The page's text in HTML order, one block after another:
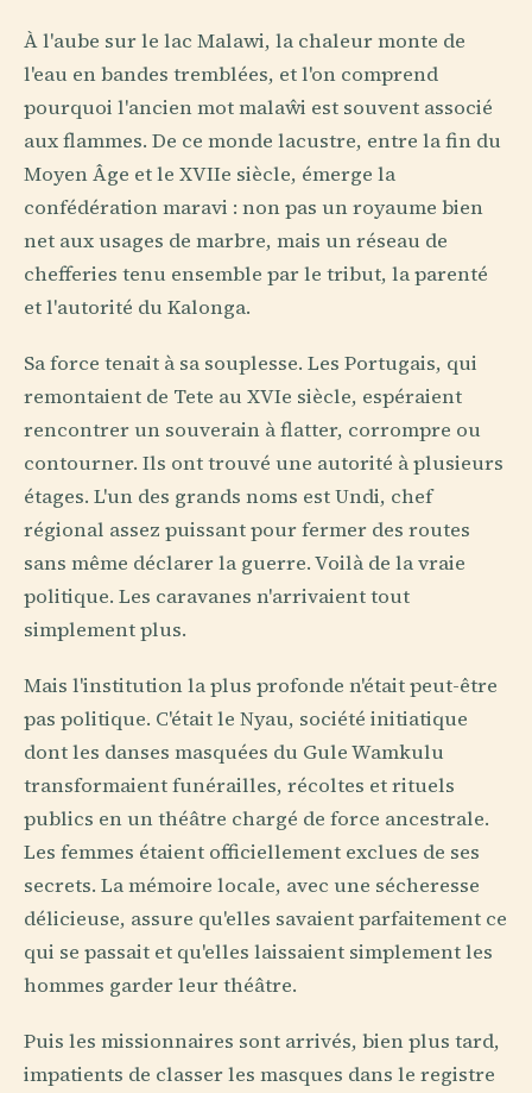
À l'aube sur le lac Malawi, la chaleur monte de
l'eau en bandes tremblées, et l'on comprend
pourquoi l'ancien mot malaŵi est souvent associé
aux flammes. De ce monde lacustre, entre la fin du
Moyen Âge et le XVIIe siècle, émerge la
confédération maravi : non pas un royaume bien
net aux usages de marbre, mais un réseau de
chefferies tenu ensemble par le tribut, la parenté
et l'autorité du Kalonga.
Sa force tenait à sa souplesse. Les Portugais, qui
remontaient de Tete au XVIe siècle, espéraient
rencontrer un souverain à flatter, corrompre ou
contourner. Ils ont trouvé une autorité à plusieurs
étages. L'un des grands noms est Undi, chef
régional assez puissant pour fermer des routes
sans même déclarer la guerre. Voilà de la vraie
politique. Les caravanes n'arrivaient tout
simplement plus.
Mais l'institution la plus profonde n'était peut-être
pas politique. C'était le Nyau, société initiatique
dont les danses masquées du Gule Wamkulu
transformaient funérailles, récoltes et rituels
publics en un théâtre chargé de force ancestrale.
Les femmes étaient officiellement exclues de ses
secrets. La mémoire locale, avec une sécheresse
délicieuse, assure qu'elles savaient parfaitement ce
qui se passait et qu'elles laissaient simplement les
hommes garder leur théâtre.
Puis les missionnaires sont arrivés, bien plus tard,
impatients de classer les masques dans le registre